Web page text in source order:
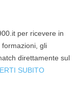
per ricevere in
gli
direttamente sul
SUBITO